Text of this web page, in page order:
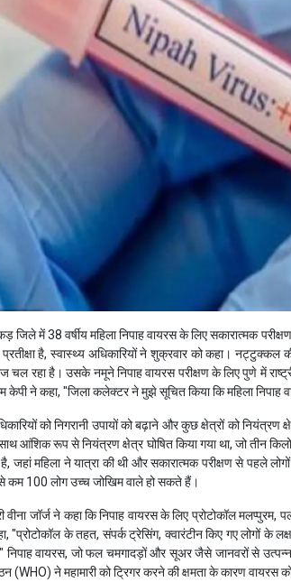
में 38 वर्षीय महिला निपाह वायरस के लिए सकारात्मक
प्रतीक्षा है, स्वास्थ्य अधिकारियों ने शुक्रवार को कहा। नट्टुक्कल
चल रहा है। उसके नमूने निपाह वायरस परीक्षण के लिए पुणे में
केपी ने कहा, "जिला कलेक्टर ने मुझे सूचित किया कि महिला निपाह
को निगरानी उपायों को बढ़ाने और कुछ क्षेत्रों को नियंत्रण
आंशिक रूप से नियंत्रण क्षेत्र घोषित किया गया था, जो तीन
जहां महिला ने यात्रा की थी और सकारात्मक परीक्षण से पहले
कम 100 लोग उच्च जोखिम वाले हो सकते हैं।
वीना जॉर्ज ने कहा कि निपाह वायरस के लिए प्रोटोकॉल
"प्रोटोकॉल के तहत, संपर्क ट्रेसिंग, क्वारंटीन किए गए लोगों के
निपाह वायरस, जो फल चमगादड़ों और सूअर जैसे जानवरों से
(WHO) ने महामारी को ट्रिगर करने की क्षमता के कारण वायरस